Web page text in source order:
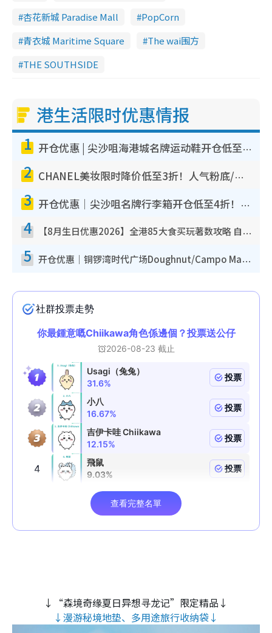
杏花新城 Paradise Mall
PopCorn
青衣城 Maritime Square
The wai围方
THE SOUTHSIDE
港生活限时优惠情报
1 开仓优惠 | 尖沙咀海港城名牌运动鞋开仓低至1折！On鞋$899起/Joy&Peace鞋履$98起
2 CHANEL美妆限时降价低至3折！人气粉底/唇膏/精华液低至$275！COCO香水都有平
3 开仓优惠｜尖沙咀名牌行李箱开仓低至4折！一连5日 American Tourister/ace./Hallmark $200起
4 【8月生日优惠2026】全港85大食买玩著数攻略 自助餐/火锅放题同行免费＋诚品/DONKI送现金券
5 开仓优惠｜铜锣湾时代广场Doughnut/Campo Marzio开仓低至1折！背囊、书包、手袋劈价$200起
↓“森境奇缘夏日异想寻龙记”限定精品↓
↓漫游秘境地垫、多用途旅行收纳袋↓